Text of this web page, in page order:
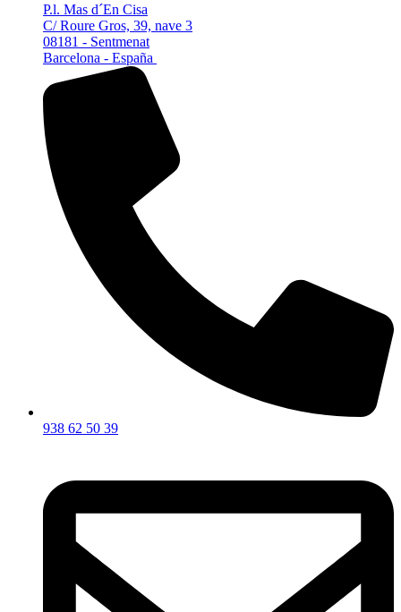
P.l. Mas d´En Cisa
C/ Roure Gros, 39, nave 3
08181 - Sentmenat
Barcelona - España
938 62 50 39